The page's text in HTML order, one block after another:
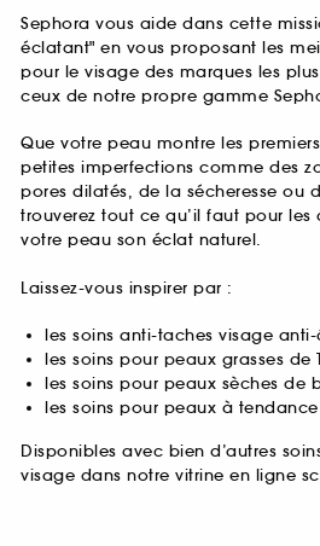
Sephora vous aide dans cette
éclatant" en vous proposant les
pour le visage des marques les
ceux de notre propre gamme
Que votre peau montre les
petites imperfections comme des
pores dilatés, de la sécheresse ou
trouverez tout ce qu’il faut pour
votre peau son éclat naturel.
Laissez-vous inspirer par :
les soins anti-taches visage
les soins pour peaux grasses de
les soins pour peaux sèches de
les soins pour peaux à
Disponibles avec bien d’autres
visage dans notre vitrine en ligne